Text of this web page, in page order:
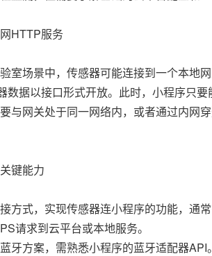
HTTP服务
室场景中，传感器可能连接到一个本地
数据以接口形式开放。此时，小程序只
与网关处于同一网络内，或者通过内网
键能力
方式，实现传感器连小程序的功能，通
请求到云平台或本地服务。
牙方案，需熟悉小程序的蓝牙适配器API。